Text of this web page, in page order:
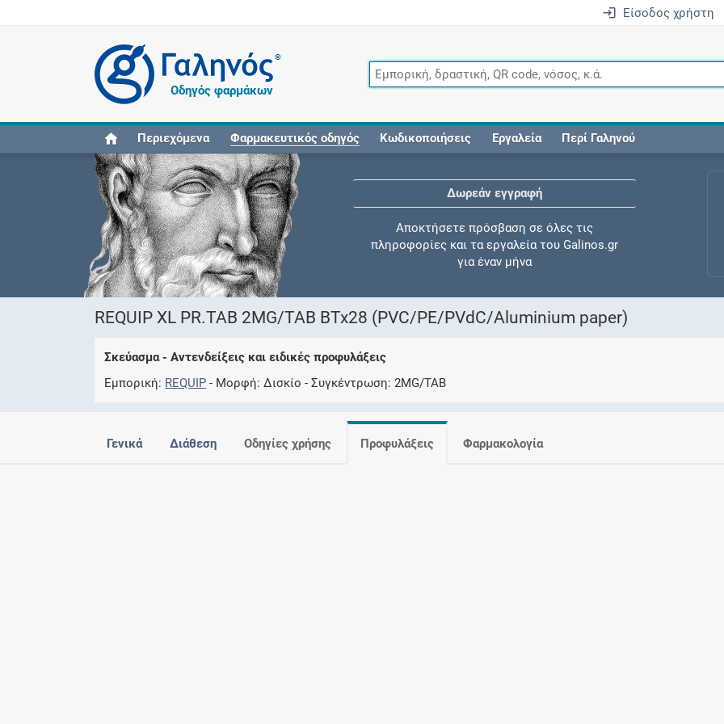
Είσοδος χρήστη
®
Οδηγός φαρμάκων
Περιεχόμενα Φαρμακευτικός οδηγός Κωδικοποιήσεις Εργαλεία Περί Γαληνού
Δωρεάν εγγραφή
Αποκτήσετε πρόσβαση σε όλες τις
πληροφορίες και τα εργαλεία του Galinos.gr
για έναν μήνα
Ελέγξτε την αγωγή σας για αντενδείξεις και
REQUIP XL PR.TAB 2MG/TAB BTx28 (PVC/PE/PVdC/Aluminium paper)
Σκεύασμα - Αντενδείξεις και ειδικές προφυλάξεις
Εμπορική REQUIP Μορφή Δισκίο Συγκέντρωση 2MG/TAB
Γενικά Διάθεση Οδηγίες χρήσης Προφυλάξεις Φαρμακολογία